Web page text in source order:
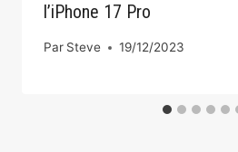
l’iPhone 17 Pro
Par Steve 19/12/2023